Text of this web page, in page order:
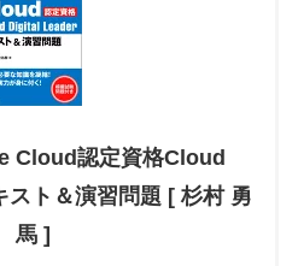
Cloud認定資格Cloud
ト＆演習問題 [ 杉村 勇
馬 ]